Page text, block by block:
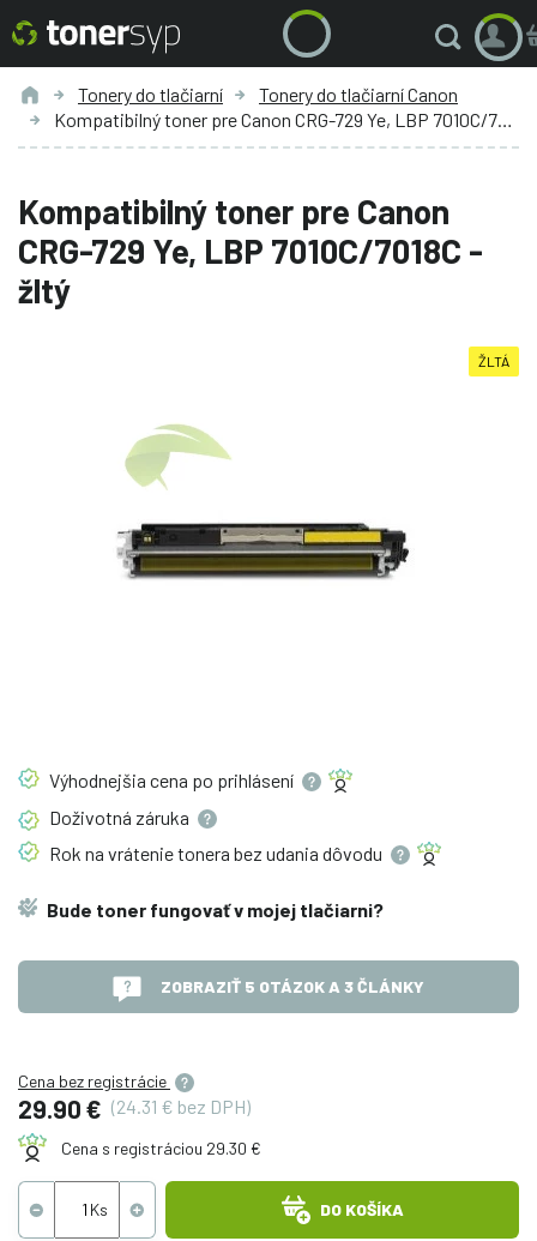
Tonery do tlačiarní
Tonery do tlačiarní Canon
Kompatibilný toner pre Canon CRG-729 Ye, LBP 7010C/7018C - žltý
Kompatibilný toner pre Canon
CRG-729 Ye, LBP 7010C/7018C -
žltý
ŽLTÁ
Výhodnejšia cena po prihlásení
Doživotná záruka
Rok na vrátenie tonera bez udania dôvodu
Bude toner fungovať v mojej tlačiarni?
ZOBRAZIŤ 5 OTÁZOK A 3 ČLÁNKY
Cena bez registrácie
29.90 € (24.31 € bez DPH)
Cena s registráciou 29.30 €
DO KOŠÍKA